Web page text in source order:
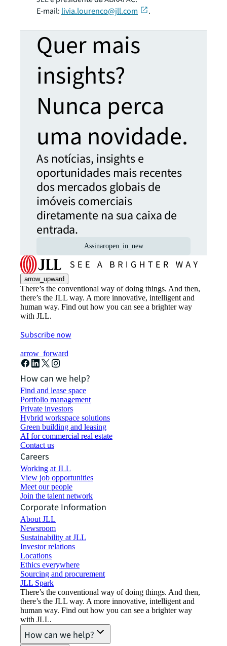
E-mail: livia.lourenco@jll.com .
Quer mais
insights?
Nunca perca
uma novidade.
As notícias, insights e
oportunidades mais recentes
dos mercados globais de
imóveis comerciais
diretamente na sua caixa de
entrada.
Assinaropen_in_new
arrow_upward
There’s the conventional way of doing things. And then,
there’s the JLL way. A more innovative, intelligent and
human way. Find out how you can see a brighter way
with JLL.
Subscribe now
arrow_forward
How can we help?
Find and lease space
Portfolio management
Private investors
Hybrid workspace solutions
Green building and leasing
AI for commercial real estate
Contact us
Careers
Working at JLL
View job opportunities
Meet our people
Join the talent network
Corporate Information
About JLL
Newsroom
Sustainability at JLL
Investor relations
Locations
Ethics everywhere
Sourcing and procurement
JLL Spark
There’s the conventional way of doing things. And then,
there’s the JLL way. A more innovative, intelligent and
human way. Find out how you can see a brighter way
with JLL.
How can we help?